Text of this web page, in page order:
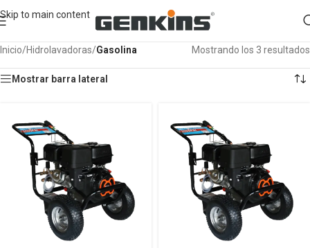
Skip to main content
Inicio/Hidrolavadoras/Gasolina Mostrando los 3 resultados
Mostrar barra lateral